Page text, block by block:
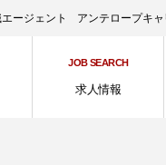
エージェント アンテロープキ
JOB SEARCH
求人情報